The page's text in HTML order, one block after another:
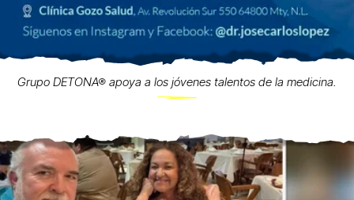
Grupo DETONA® apoya a los jóvenes talentos de la medicina.